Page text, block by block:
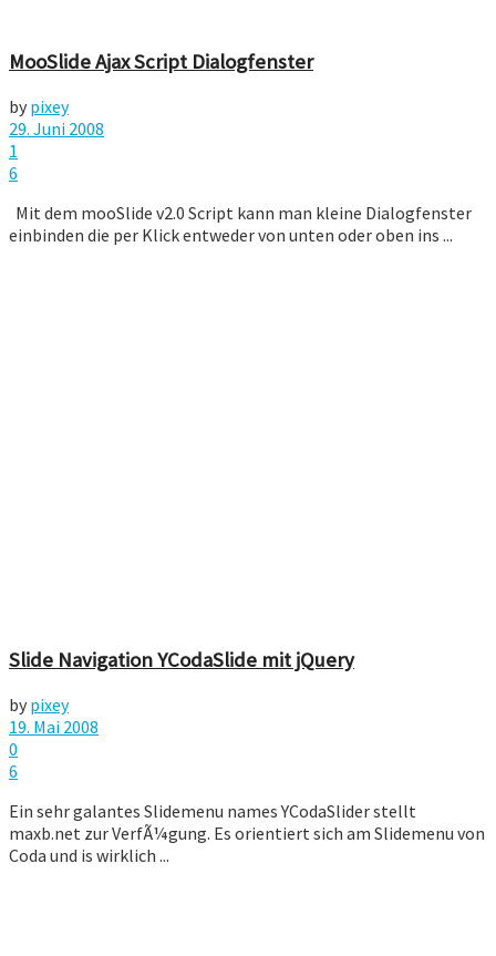
MooSlide Ajax Script Dialogfenster
by pixey
29. Juni 2008
1
6
Mit dem mooSlide v2.0 Script kann man kleine Dialogfenster
einbinden die per Klick entweder von unten oder oben ins ...
Slide Navigation YCodaSlide mit jQuery
by pixey
19. Mai 2008
0
6
Ein sehr galantes Slidemenu names YCodaSlider stellt
maxb.net zur VerfÃ¼gung. Es orientiert sich am Slidemenu von
Coda und is wirklich ...